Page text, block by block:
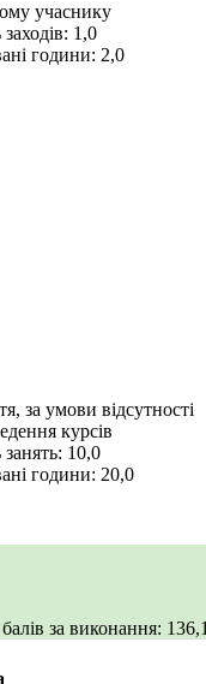
учаснику
заходів: 1,0
години: 2,0
за умови відсутності
курсів
занять: 10,0
години: 20,0
за виконання: